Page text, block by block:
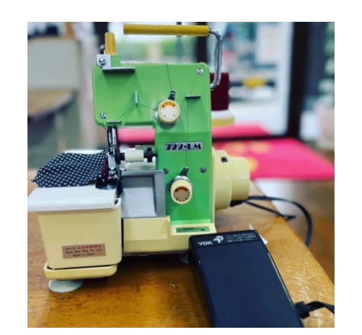
の
昭
和
レ
ロ
ミ
シ
ン
を
ン